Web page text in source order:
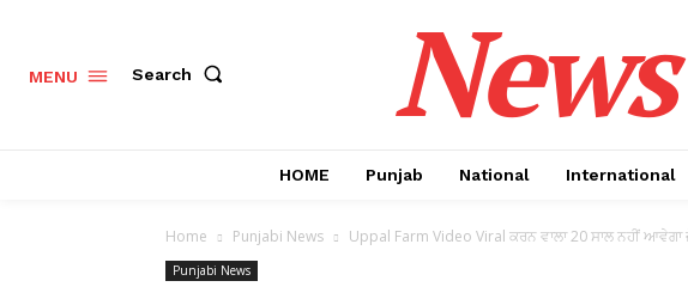
MENU Search
HOME Punjab National International
Home Punjabi News Uppal Farm Video Viral ਕਰਨ ਵਾਲਾ 20 ਸਾਲ ਨਹੀਂ ਆਵੇਗਾ
Punjabi News